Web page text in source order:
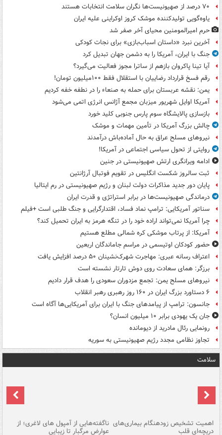
۷۰ درصد از صهیونیست‌ها نگران سلامت انتخابات هستند
یاوه‌گویی تولیدکننده موشک کروز اوکراینی علیه ایران
حرم امیرالمومنین محیای آخر صفر شد
آخرین نبرد «داستان اسباب‌بازی» برای نجات کودکی
جنگ با ایران، آمریکا را به دشمن جهان تبدیل کرد
آیا تینا پاکروان بازهم از ساترا مجوز فعالیت می‌گیرد؟
رقم فسخ قرارداد رضاییان با استقلال فقط ۱۰۰میلیون تومان!
یمن: نقشه عربستان برای حمله به صنعاء را در نطفه خفه کردیم
آمریکا اوایل شهریور میزبان مجمع آژانس انرژی اتمی می‌شود
بازسازی پالایشگاه سوم پارس جنوبی کلید خورد
چالش بزرگ آمریکا در تأمین مهمات و موشک
نیروهای مسلح عراق به حال آماده‌باش درآمدند
روایتی از تحول سیاسی اجتماعی در آمریکا!
ادامه ویرانگری ارتش صهیونیستی در جنین
ثبت سالروز شکست انگلیس در تقویم فوتبال آرژانتین
پایان دور جدید مذاکرات دولت لبنان و رژیم صهیونیستی در رم ایتالیا
درماندگی صهیونیست‌ها در برابر استراتژی و قدرت ایران
سناتور آمریکایی: ترامپ نماد فساد، اقتدارگرایی و جنگ طلبی است +فیلم
چرا آمریکا نمی‌تواند اراده خود را در تنگه هرمز به ایران تحمیل کند؟
آمریکا: از پرتاب موشکی کره شمالی مطلع هستیم
حضور کودکان اوتیسمی در مراسم جاماندگان اربعین
اعتراف رسانه عبری: مهاجرت شهرک‌نشینان ۵۰ درصد افزایش یافت
برزگر: همای سعادت روی دوش تارتار نشسته است
نیروهای مسلح یمن: تجمع مزدوران سعودی را هدف قرار دادیم
۶ دستاورد بزرگ ایران در ۱۶۰ روز رهبری رهبر انقلاب
جانسون: ترامپ از پیامدهای جنگ با ایران برای آمریکایی‌ها آگاه است
جان یک یهودی برابر ۱۰ میلیون انسان؟
رونمایی رئال مادرید از دیومانده
تجاوز نظامی مجدد رژیم صهیونیستی به سوریه
سلامت
اهمیت تشخیص زودهنگام بیماری‌های
دریچه‌ای قلب
ناگفته‌هایی از آمپول های لاغری؛ از
عوارض مرگبار تا زیبایی